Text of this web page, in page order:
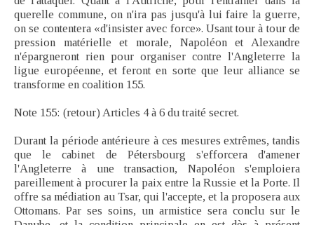
querelle commune, on n'ira pas jusqu'à lui faire la guerre,
on se contentera «d'insister avec force». Usant tour à tour de
pression matérielle et morale, Napoléon et Alexandre
n'épargneront rien pour organiser contre l'Angleterre la
ligue européenne, et feront en sorte que leur alliance se
transforme en coalition 155.
Note 155: (retour) Articles 4 à 6 du traité secret.
Durant la période antérieure à ces mesures extrêmes, tandis
que le cabinet de Pétersbourg s'efforcera d'amener
l'Angleterre à une transaction, Napoléon s'emploiera
pareillement à procurer la paix entre la Russie et la Porte. Il
offre sa médiation au Tsar, qui l'accepte, et la proposera aux
Ottomans. Par ses soins, un armistice sera conclu sur le